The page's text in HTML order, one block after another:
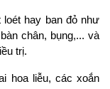
hay ban đỏ như
chân, bụng,... và
trị.
hoa liễu, các xoắn